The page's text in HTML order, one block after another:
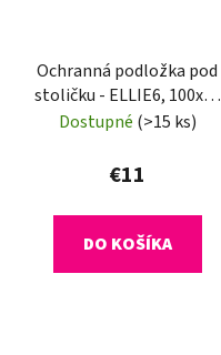
Ochranná podložka pod
stoličku - ELLIE6, 100x70
cm, 0,8 mm
Dostupné (>15 ks)
€11
DO KOŠÍKA